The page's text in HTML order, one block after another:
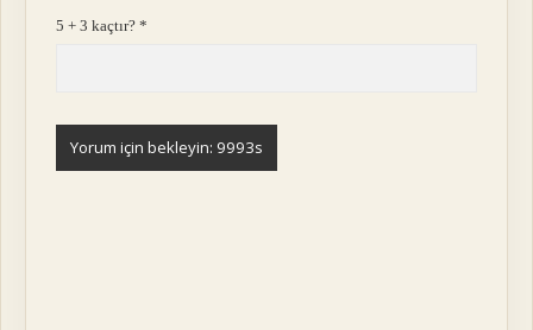
5 + 3 kaçtır?*